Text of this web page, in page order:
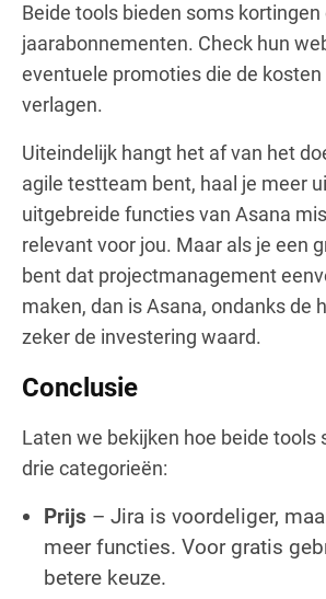
Beide tools bieden soms kortingen
jaarabonnementen. Check hun
eventuele promoties die de kosten
verlagen.
Uiteindelijk hangt het af van het
agile testteam bent, haal je meer
uitgebreide functies van Asana
relevant voor jou. Maar als je een
bent dat projectmanagement
maken, dan is Asana, ondanks de
zeker de investering waard.
Conclusie
Laten we bekijken hoe beide tools
drie categorieën:
Prijs – Jira is voordeliger,
meer functies. Voor gratis
betere keuze.